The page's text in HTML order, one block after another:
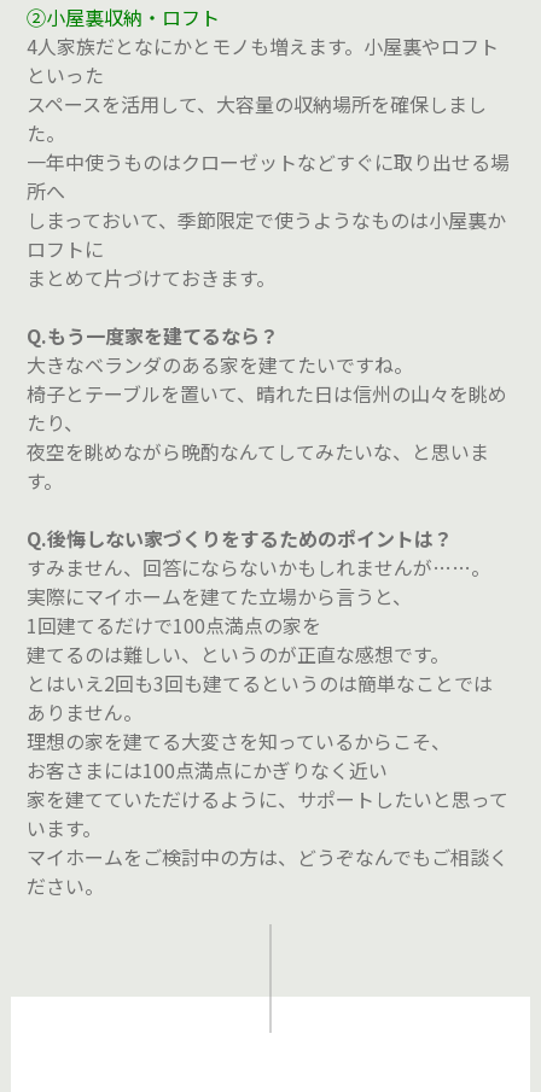
②小屋裏収納・ロフト
4人家族だとなにかとモノも増えます。小屋裏やロフト
といった
スペースを活用して、大容量の収納場所を確保しまし
た。
一年中使うものはクローゼットなどすぐに取り出せる場
所へ
しまっておいて、季節限定で使うようなものは小屋裏か
ロフトに
まとめて片づけておきます。
Q.もう一度家を建てるなら？
大きなベランダのある家を建てたいですね。
椅子とテーブルを置いて、晴れた日は信州の山々を眺め
たり、
夜空を眺めながら晩酌なんてしてみたいな、と思いま
す。
Q.後悔しない家づくりをするためのポイントは？
すみません、回答にならないかもしれませんが……。
実際にマイホームを建てた立場から言うと、
1回建てるだけで100点満点の家を
建てるのは難しい、というのが正直な感想です。
とはいえ2回も3回も建てるというのは簡単なことでは
ありません。
理想の家を建てる大変さを知っているからこそ、
お客さまには100点満点にかぎりなく近い
家を建てていただけるように、サポートしたいと思って
います。
マイホームをご検討中の方は、どうぞなんでもご相談く
ださい。